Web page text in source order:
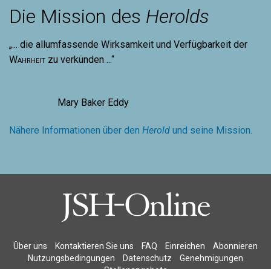
Die Mission des Herolds
„... die allumfassende Wirksamkeit und Verfügbarkeit der
Wahrheit zu verkünden ...“
Mary Baker Eddy
Nähere Informationen über den Herold und seine Mission.
Über uns Kontaktieren Sie uns FAQ Einreichen
Abonnieren
Nutzungsbedingungen
Datenschutz
Genehmigungen